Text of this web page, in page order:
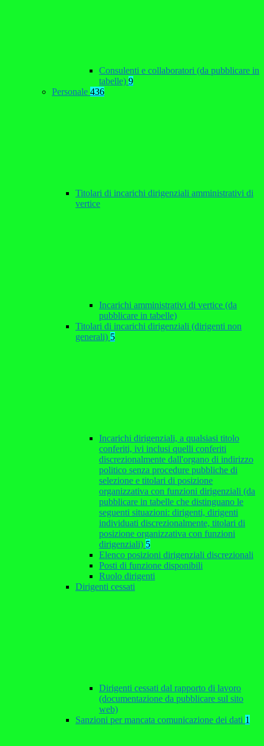
Consulenti e collaboratori (da pubblicare in
tabelle) 9
Personale 436
Titolari di incarichi dirigenziali amministrativi di
vertice
Incarichi amministrativi di vertice (da
pubblicare in tabelle)
Titolari di incarichi dirigenziali (dirigenti non
generali) 5
Incarichi dirigenziali, a qualsiasi titolo
conferiti, ivi inclusi quelli conferiti
discrezionalmente dall'organo di indirizzo
politico senza procedure pubbliche di
selezione e titolari di posizione
organizzativa con funzioni dirigenziali (da
pubblicare in tabelle che distinguano le
seguenti situazioni: dirigenti, dirigenti
individuati discrezionalmente, titolari di
posizione organizzativa con funzioni
dirigenziali) 5
Elenco posizioni dirigenziali discrezionali
Posti di funzione disponibili
Ruolo dirigenti
Dirigenti cessati
Dirigenti cessati dal rapporto di lavoro
(documentazione da pubblicare sul sito
web)
Sanzioni per mancata comunicazione dei dati 1